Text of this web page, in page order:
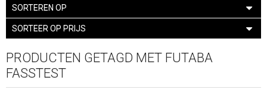
SORTEREN OP
SORTEER OP PRIJS
PRODUCTEN GETAGD MET FUTABA
FASSTEST